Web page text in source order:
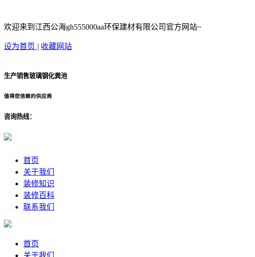
欢迎来到江西公海gh555000aa环保建材有限公司官方网站~
设为首页 | 收藏网站
生产销售玻璃钢化粪池
值得您信赖的供应商
咨询热线：
首页
关于我们
装修知识
装修百科
联系我们
首页
关于我们